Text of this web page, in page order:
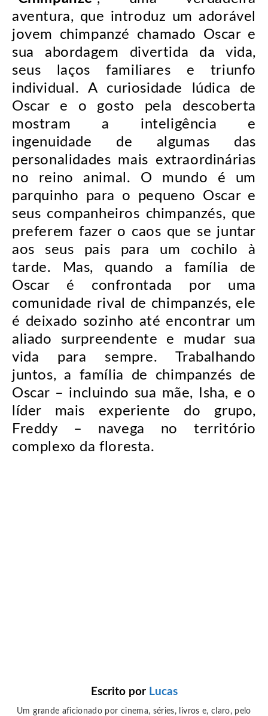
aventura, que introduz um adorável
jovem chimpanzé chamado Oscar e
sua abordagem divertida da vida,
seus laços familiares e triunfo
individual. A curiosidade lúdica de
Oscar e o gosto pela descoberta
mostram a inteligência e
ingenuidade de algumas das
personalidades mais extraordinárias
no reino animal. O mundo é um
parquinho para o pequeno Oscar e
seus companheiros chimpanzés, que
preferem fazer o caos que se juntar
aos seus pais para um cochilo à
tarde. Mas, quando a família de
Oscar é confrontada por uma
comunidade rival de chimpanzés, ele
é deixado sozinho até encontrar um
aliado surpreendente e mudar sua
vida para sempre. Trabalhando
juntos, a família de chimpanzés de
Oscar – incluindo sua mãe, Isha, e o
líder mais experiente do grupo,
Freddy – navega no território
complexo da floresta.
Escrito por Lucas
Um grande aficionado por cinema, séries, livros e, claro, pelo